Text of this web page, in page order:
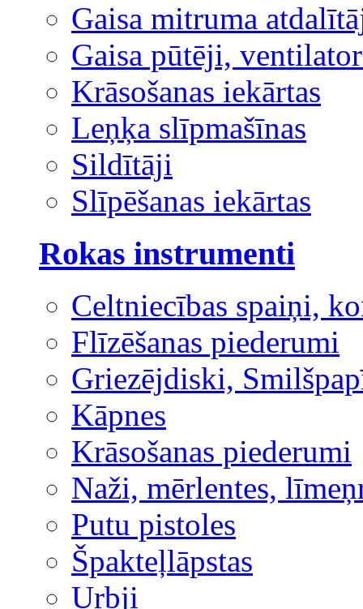
Gaisa mitruma
Gaisa pūtēji,
Krāsošanas iekārtas
Leņķa slīpmašīnas
Sildītāji
Slīpēšanas iekārtas
Rokas instrumenti
Celtniecības spaiņi,
Flīzēšanas piederumi
Griezējdiski,
Kāpnes
Krāsošanas piederumi
Naži, mērlentes,
Putu pistoles
Špakteļlāpstas
Urbji